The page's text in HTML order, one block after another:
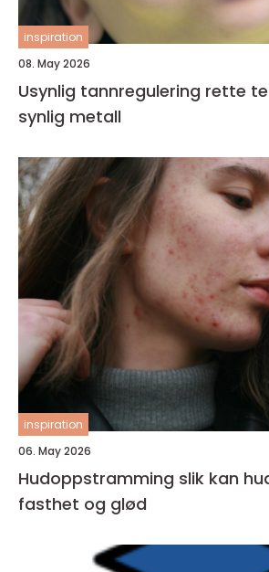
inspiration
08. May 2026
Usynlig tannregulering rette tenner uten
synlig metall
inspiration
06. May 2026
Hudoppstramming slik kan huden få tilbake
fasthet og glød